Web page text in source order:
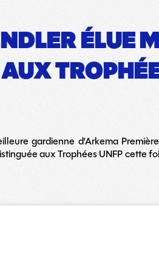
ÉLUE
gardienne d’Arkema
aux Trophées UNFP cette